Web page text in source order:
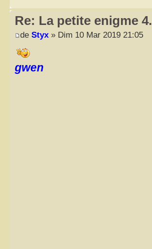
Re: La petite enigme 4.
de Styx » Dim 10 Mar 2019 21:05
gwen